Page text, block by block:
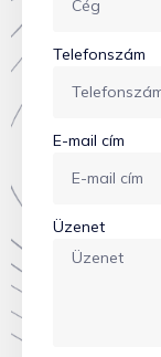
Telefonszám
E-mail cím
Üzenet